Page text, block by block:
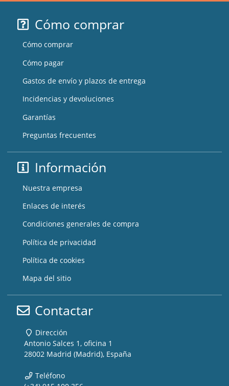
Cómo comprar
Cómo comprar
Cómo pagar
Gastos de envío y plazos de entrega
Incidencias y devoluciones
Garantías
Preguntas frecuentes
Información
Nuestra empresa
Enlaces de interés
Condiciones generales de compra
Política de privacidad
Política de cookies
Mapa del sitio
Contactar
Dirección
Antonio Salces 1, oficina 1
28002 Madrid (Madrid), España
Teléfono